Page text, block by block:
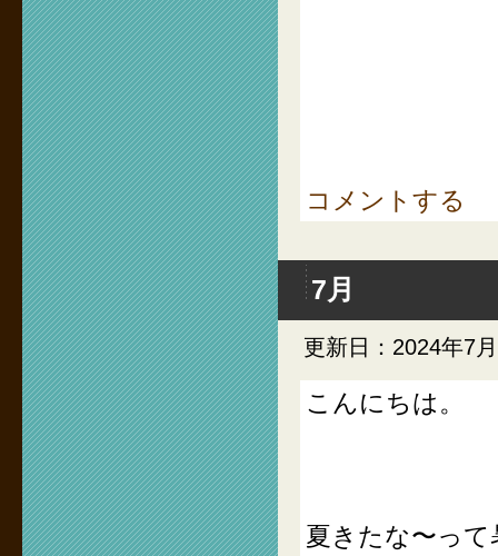
コメントする
7月
更新日：2024年7
こんにちは。
夏きたな〜っ